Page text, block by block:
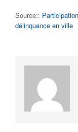
Source::
délinquance en ville